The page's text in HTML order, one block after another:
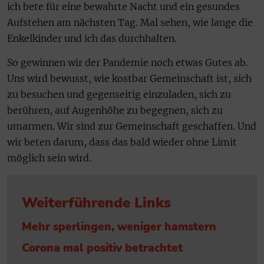
ich bete für eine bewahrte Nacht und ein gesundes
Aufstehen am nächsten Tag. Mal sehen, wie lange die
Enkelkinder und ich das durchhalten.
So gewinnen wir der Pandemie noch etwas Gutes ab.
Uns wird bewusst, wie kostbar Gemeinschaft ist, sich
zu besuchen und gegenseitig einzuladen, sich zu
berühren, auf Augenhöhe zu begegnen, sich zu
umarmen. Wir sind zur Gemeinschaft geschaffen. Und
wir beten darum, dass das bald wieder ohne Limit
möglich sein wird.
Weiterführende Links
Mehr sperlingen, weniger hamstern
Corona mal positiv betrachtet